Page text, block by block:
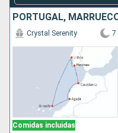
PORTUGAL,
Comidas incluidas
Crystal Serenity 7